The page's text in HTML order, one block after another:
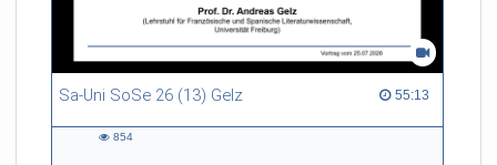
Sa-Uni SoSe 26 (13) Gelz 55:13
55:13 duration
854